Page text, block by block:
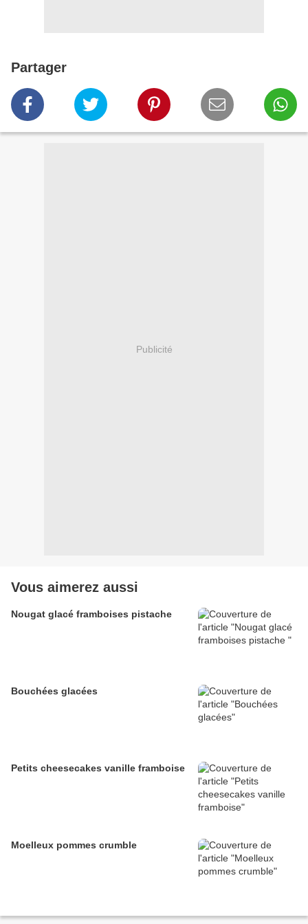
Partager
Publicité
Vous aimerez aussi
Nougat glacé framboises pistache
Bouchées glacées
Petits cheesecakes vanille framboise
Moelleux pommes crumble